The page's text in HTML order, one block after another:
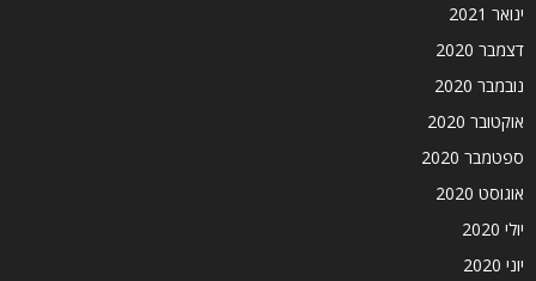
ינואר 2021
דצמבר 2020
נובמבר 2020
אוקטובר 2020
ספטמבר 2020
אוגוסט 2020
יולי 2020
יוני 2020